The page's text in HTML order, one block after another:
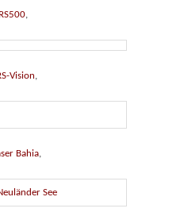
RS500,
Vision,
Bahia,